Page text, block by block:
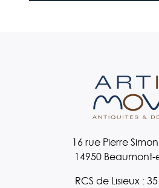
16 rue Pierre
14950
RCS de Lisieux :